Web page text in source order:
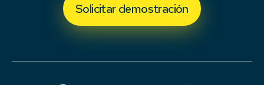
Solicitar demostración